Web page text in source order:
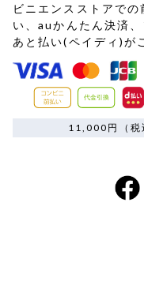
ビニエンスストアで
い、auかんたん決済
あと払い(ペイディ)が
11,000円（税